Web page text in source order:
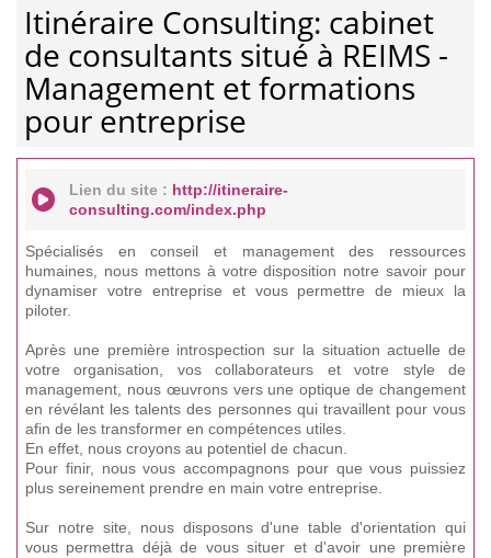
Itinéraire Consulting: cabinet
de consultants situé à REIMS -
Management et formations
pour entreprise
Lien du site : http://itineraire-
consulting.com/index.php
Spécialisés en conseil et management des ressources
humaines, nous mettons à votre disposition notre savoir pour
dynamiser votre entreprise et vous permettre de mieux la
piloter.
Après une première introspection sur la situation actuelle de
votre organisation, vos collaborateurs et votre style de
management, nous œuvrons vers une optique de changement
en révélant les talents des personnes qui travaillent pour vous
afin de les transformer en compétences utiles.
En effet, nous croyons au potentiel de chacun.
Pour finir, nous vous accompagnons pour que vous puissiez
plus sereinement prendre en main votre entreprise.
Sur notre site, nous disposons d'une table d'orientation qui
vous permettra déjà de vous situer et d'avoir une première